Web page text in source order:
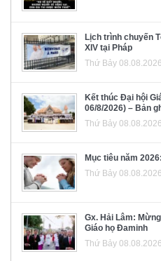
Lịch trình chuyến
XIV tại Pháp
Thứ Bảy 08.08.2026
Kết thúc Đại hội
06/8/2026) – Bản
Thứ Bảy 08.08.2026
Mục tiêu năm
Thứ Bảy 08.08.2026
Gx. Hải Lâm:
Giáo họ Đaminh
Thứ Bảy 08.08.2026